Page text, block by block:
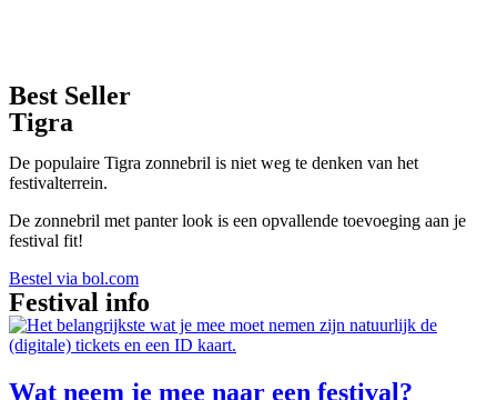
Best Seller
Tigra
De populaire Tigra zonnebril is niet weg te denken van het
festivalterrein.
De zonnebril met panter look is een opvallende toevoeging aan je
festival fit!
Bestel via bol.com
Festival info
Wat neem je mee naar een festival?